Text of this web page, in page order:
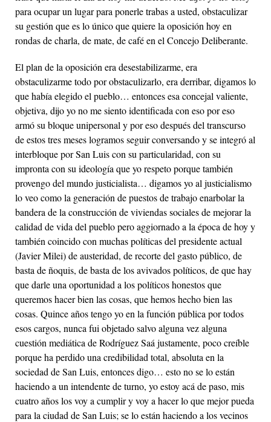
para ocupar un lugar para ponerle trabas a usted, obstaculizar
su gestión que es lo único que quiere la oposición hoy en
rondas de charla, de mate, de café en el Concejo Deliberante.
El plan de la oposición era desestabilizarme, era
obstaculizarme todo por obstaculizarlo, era derribar, digamos lo
que había elegido el pueblo… entonces esa concejal valiente,
objetiva, dijo yo no me siento identificada con eso por eso
armó su bloque unipersonal y por eso después del transcurso
de estos tres meses logramos seguir conversando y se integró al
interbloque por San Luis con su particularidad, con su
impronta con su ideología que yo respeto porque también
provengo del mundo justicialista… digamos yo al justicialismo
lo veo como la generación de puestos de trabajo enarbolar la
bandera de la construcción de viviendas sociales de mejorar la
calidad de vida del pueblo pero aggiornado a la época de hoy y
también coincido con muchas políticas del presidente actual
(Javier Milei) de austeridad, de recorte del gasto público, de
basta de ñoquis, de basta de los avivados políticos, de que hay
que darle una oportunidad a los políticos honestos que
queremos hacer bien las cosas, que hemos hecho bien las
cosas. Quince años tengo yo en la función pública por todos
esos cargos, nunca fui objetado salvo alguna vez alguna
cuestión mediática de Rodríguez Saá justamente, poco creíble
porque ha perdido una credibilidad total, absoluta en la
sociedad de San Luis, entonces digo… esto no se lo están
haciendo a un intendente de turno, yo estoy acá de paso, mis
cuatro años los voy a cumplir y voy a hacer lo que mejor pueda
para la ciudad de San Luis; se lo están haciendo a los vecinos